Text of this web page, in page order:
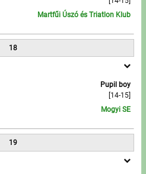
Martfűi Úszó és Triatlon Klub
18
Pupil boy
[14-15]
Mogyi SE
19